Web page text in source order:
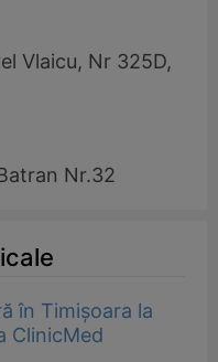
Vlaicu, Nr 325D,
Nr.32
în Timișoara la
ClinicMed